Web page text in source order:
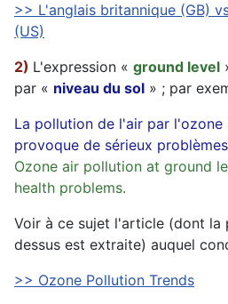
>> L'anglais britannique (GB)
(US)
2) L'expression « ground level
par « niveau du sol » ; par
La pollution de l'air par l'ozone
provoque de sérieux
Ozone air pollution at ground
health problems.
Voir à ce sujet l'article (dont la
dessus est extraite) auquel
>> Ozone Pollution Trends